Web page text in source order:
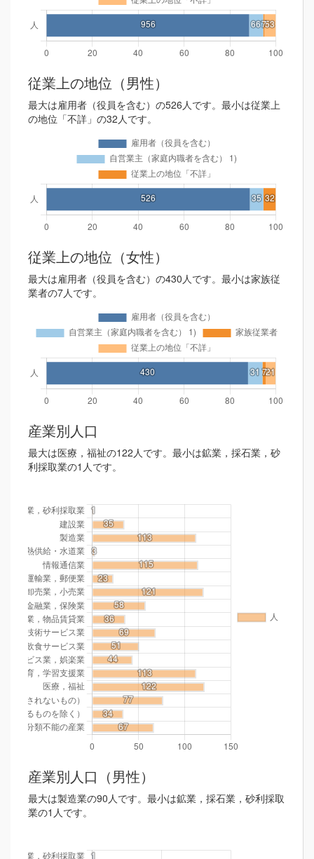
従業上の地位（男性）
最大は雇用者（役員を含む）の526人です。最小は従業上
の地位「不詳」の32人です。
従業上の地位（女性）
最大は雇用者（役員を含む）の430人です。最小は家族従
業者の7人です。
産業別人口
最大は医療，福祉の122人です。最小は鉱業，採石業，砂
利採取業の1人です。
産業別人口（男性）
最大は製造業の90人です。最小は鉱業，採石業，砂利採取
業の1人です。